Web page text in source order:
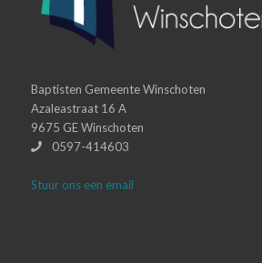
Baptisten Gemeente Winschoten
Azaleastraat 16 A
9675 GE Winschoten
0597-414603
Stuur ons een email